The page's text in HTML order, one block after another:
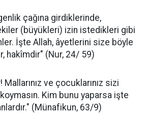
çağına girdiklerinde,
(büyükleri) izin istedikleri gibi
İşte Allah, âyetlerini size böyle
hakîmdir" (Nur, 24/ 59)
ve çocuklarınız sizi
Kim bunu yaparsa işte
(Münafikun, 63/9)